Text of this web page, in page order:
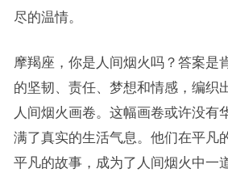
尽的温情。
摩羯座，你是人间烟火吗？答案是
的坚韧、责任、梦想和情感，编织
人间烟火画卷。这幅画卷或许没有
满了真实的生活气息。他们在平凡
平凡的故事，成为了人间烟火中一